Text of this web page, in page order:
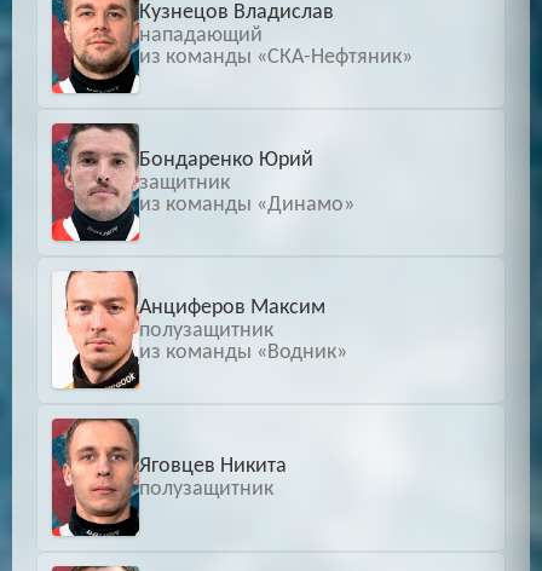
Кузнецов Владислав
нападающий
из команды «СКА-Нефтяник»
Бондаренко Юрий
защитник
из команды «Динамо»
Анциферов Максим
полузащитник
из команды «Водник»
Яговцев Никита
полузащитник